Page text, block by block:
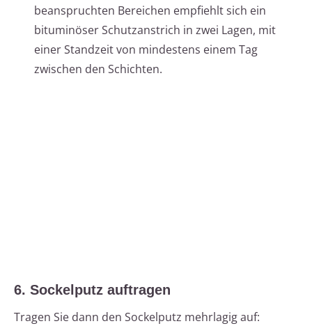
beanspruchten Bereichen empfiehlt sich ein
bituminöser Schutzanstrich in zwei Lagen, mit
einer Standzeit von mindestens einem Tag
zwischen den Schichten.
6. Sockelputz auftragen
Tragen Sie dann den Sockelputz mehrlagig auf: